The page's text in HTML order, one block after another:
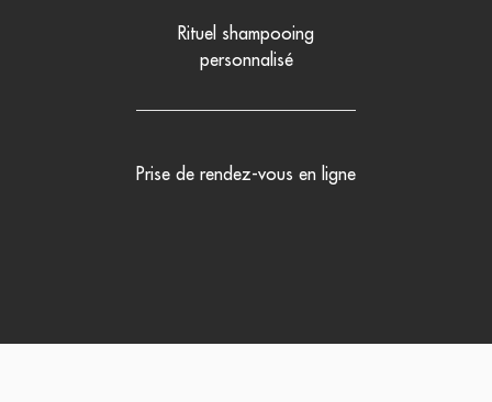
Rituel shampooing
personnalisé
Prise de rendez-vous en ligne